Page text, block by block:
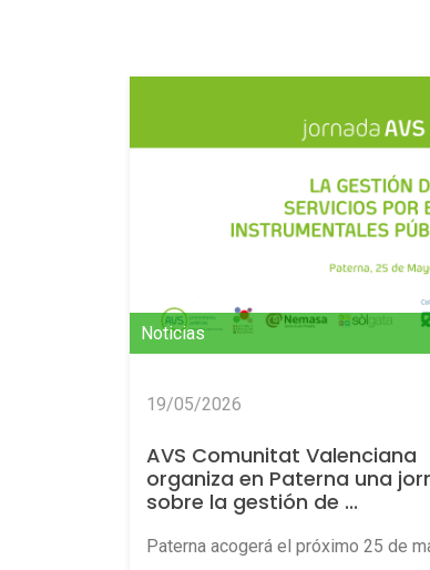
Noticias
19/05/2026
AVS Comunitat Valenciana
organiza en Paterna una
sobre la gestión de ...
Paterna acogerá el próximo 25 de